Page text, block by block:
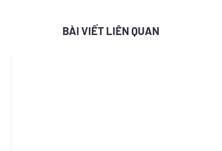
BÀI VIẾT LIÊN QUAN